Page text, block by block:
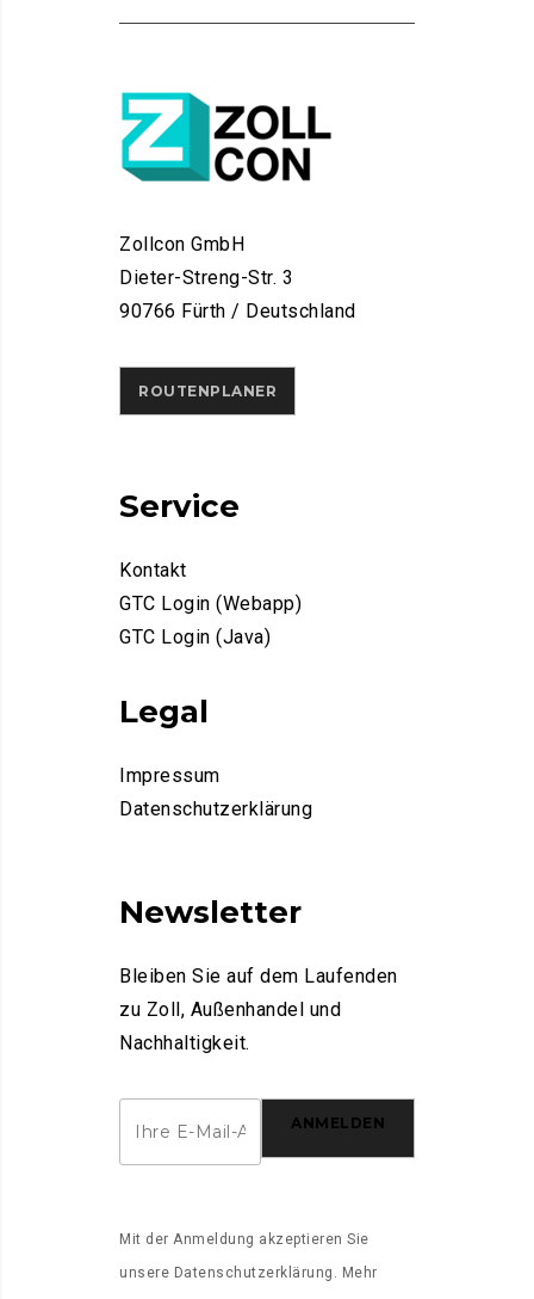
Zollcon GmbH
Dieter-Streng-Str. 3
90766 Fürth / Deutschland
ROUTENPLANER
Service
Kontakt
GTC Login (Webapp)
GTC Login (Java)
Legal
Impressum
Datenschutzerklärung
Newsletter
Bleiben Sie auf dem Laufenden
zu Zoll, Außenhandel und
Nachhaltigkeit.
ANMELDEN
Mit der Anmeldung akzeptieren Sie
unsere Datenschutzerklärung
. Mehr